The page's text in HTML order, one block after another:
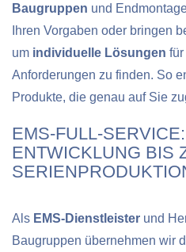
Baugruppen und
Ihren Vorgaben oder bringen
um individuelle Lösungen
Anforderungen zu finden. So
Produkte, die genau auf Sie
EMS-FULL-
ENTWICKLUNG BIS
Als EMS-Dienstleister und
Baugruppen übernehmen wir